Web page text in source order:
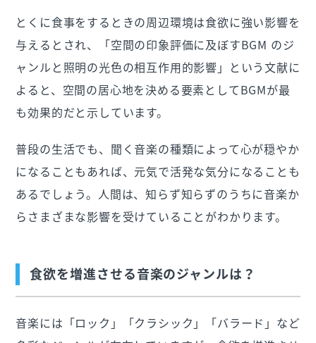
とくに食事をするときの周辺環境は食欲に強い影響を
与えるとされ、「空間の印象評価に及ぼすBGM のジ
ャンルと照明の光色の相互作用的影響」という文献に
よると、空間の居心地を決める要素としてBGMが最
も効果的だと示しています。
普段の生活でも、聞く音楽の種類によって心が穏やか
になることもあれば、元気で活発な気分になることも
あるでしょう。人間は、知らず知らずのうちに音楽か
らさまざまな影響を受けていることがわかります。
食欲を増進させる音楽のジャンルは？
音楽には「ロック」「クラシック」「バラード」など